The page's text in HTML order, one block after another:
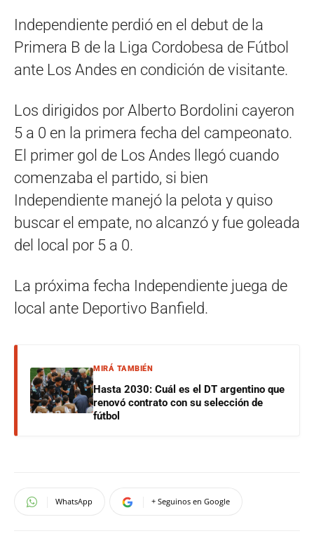
Independiente perdió en el debut de la
Primera B de la Liga Cordobesa de Fútbol
ante Los Andes en condición de visitante.
Los dirigidos por Alberto Bordolini cayeron
5 a 0 en la primera fecha del campeonato.
El primer gol de Los Andes llegó cuando
comenzaba el partido, si bien
Independiente manejó la pelota y quiso
buscar el empate, no alcanzó y fue goleada
del local por 5 a 0.
La próxima fecha Independiente juega de
local ante Deportivo Banfield.
MIRÁ TAMBIÉN
Hasta 2030: Cuál es el DT argentino que
renovó contrato con su selección de
fútbol
WhatsApp + Seguinos en Google